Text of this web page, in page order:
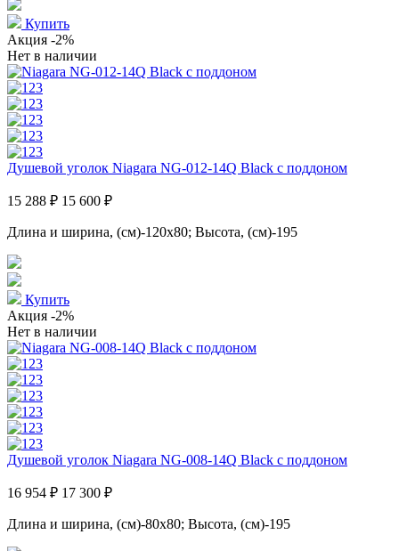
Купить
Акция -2%
Нет в наличии
Душевой уголок Niagara NG-012-14Q Black с поддоном
15 288 ₽ 15 600 ₽
Длина и ширина, (см)-120x80; Высота, (см)-195
Купить
Акция -2%
Нет в наличии
Душевой уголок Niagara NG-008-14Q Black с поддоном
16 954 ₽ 17 300 ₽
Длина и ширина, (см)-80x80; Высота, (см)-195